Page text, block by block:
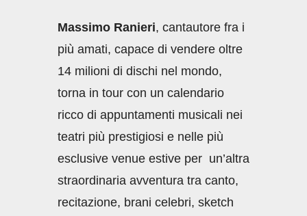
Massimo Ranieri, cantautore fra i
più amati, capace di vendere oltre
14 milioni di dischi nel mondo,
torna in tour con un calendario
ricco di appuntamenti musicali nei
teatri più prestigiosi e nelle più
esclusive venue estive per un’altra
straordinaria avventura tra canto,
recitazione, brani celebri, sketch